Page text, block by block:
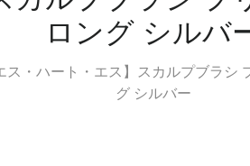
ロング シルバ
ス・ハート・エス】スカルプブラシ
グ シルバー